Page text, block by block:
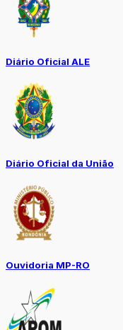
Diário Oficial ALE
Diário Oficial da União
Ouvidoria MP-RO